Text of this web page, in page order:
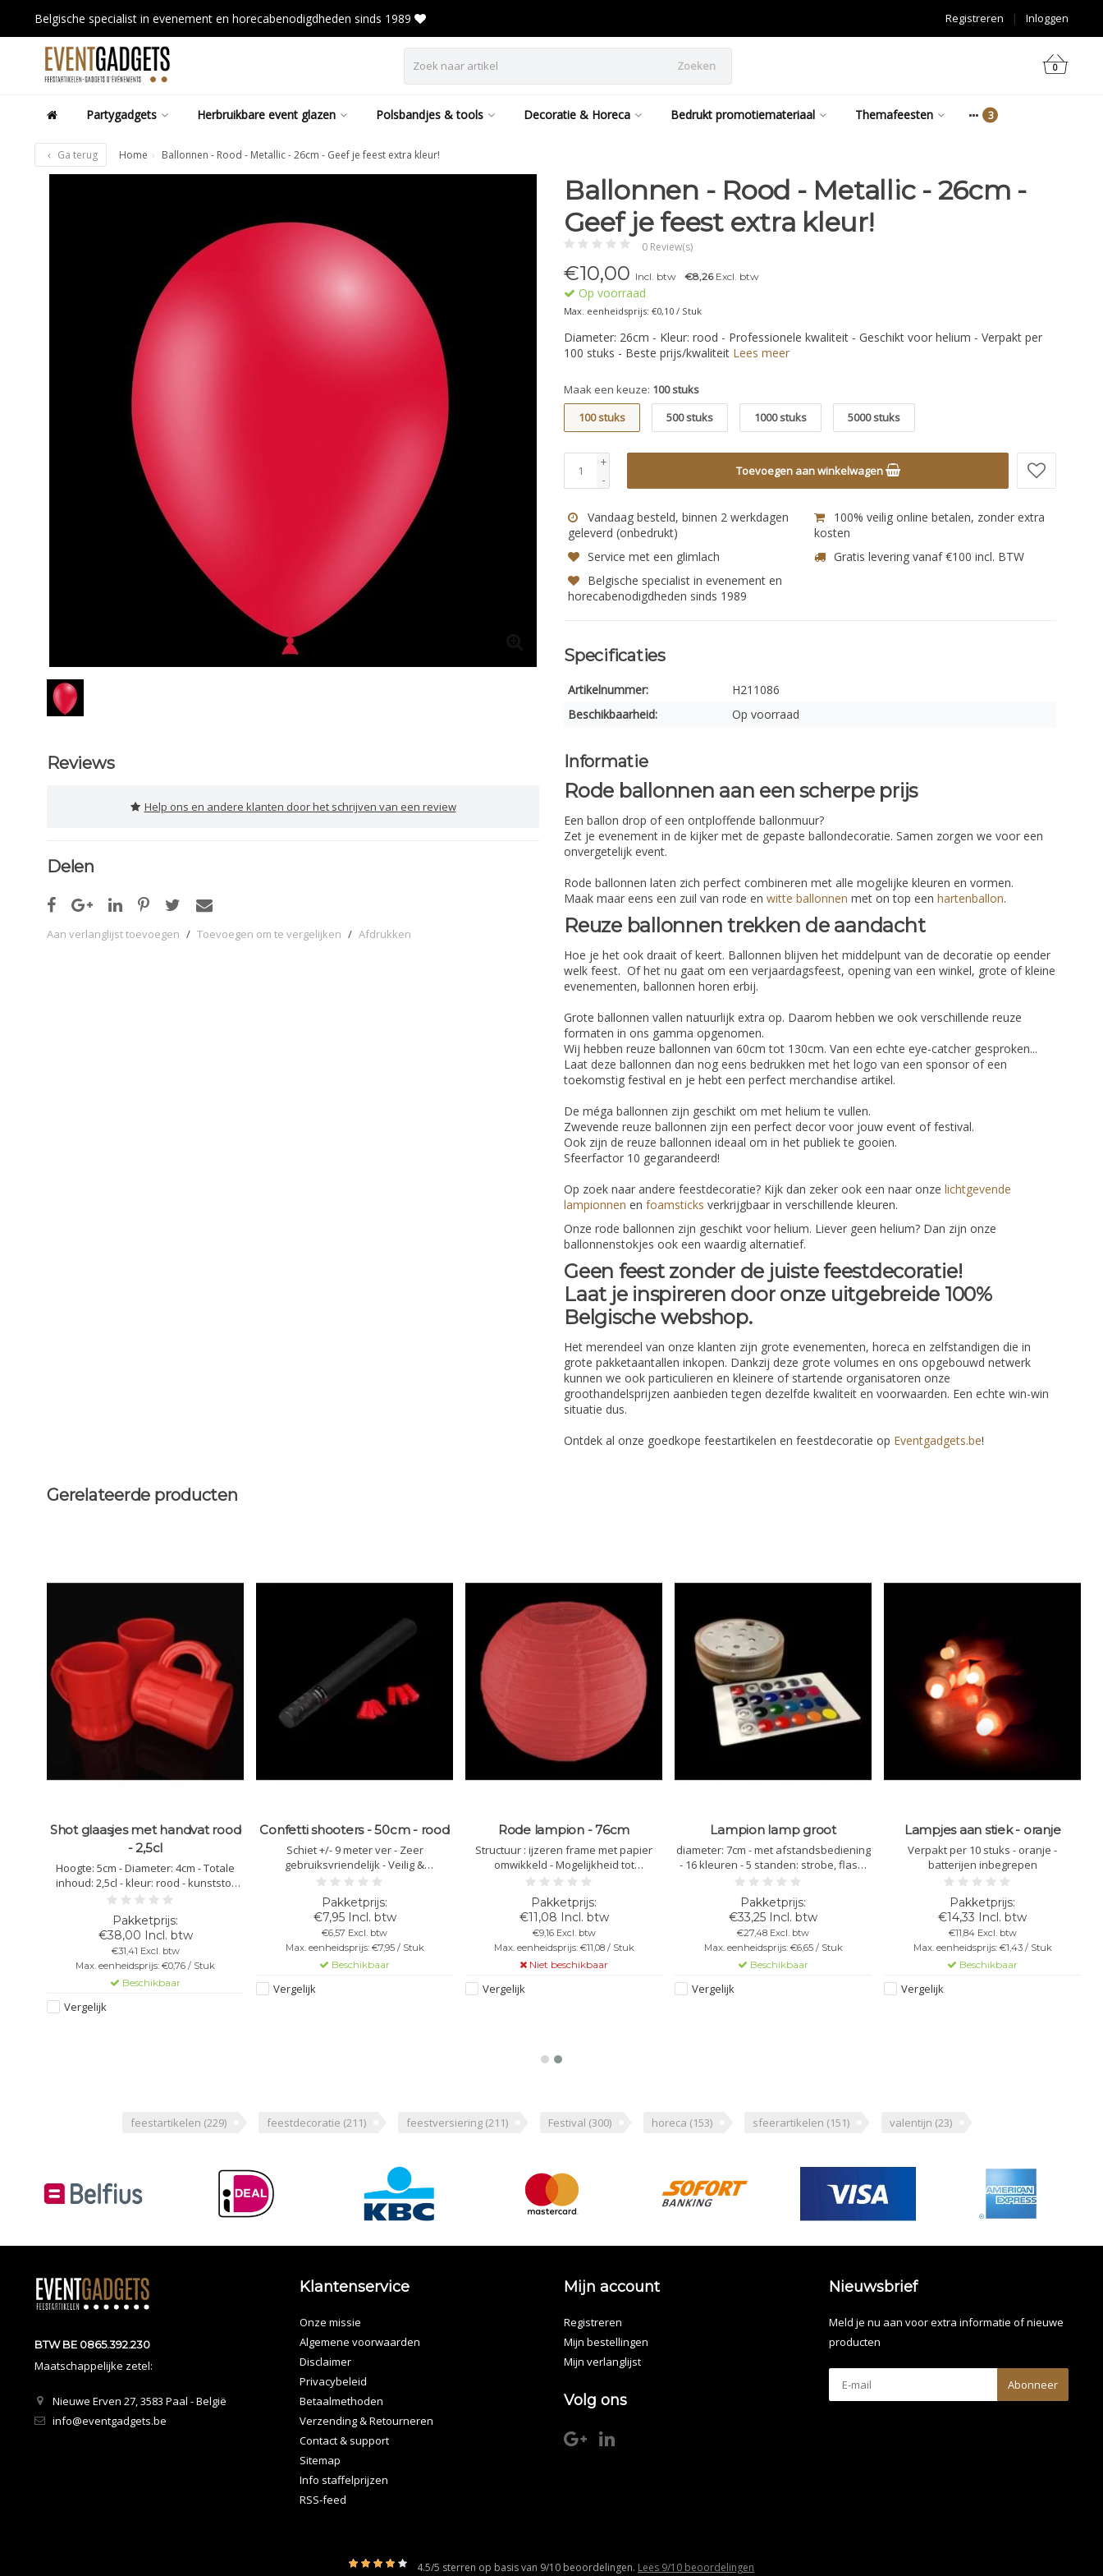
Belgische specialist in evenement en horecabenodigdheden sinds 1989 Inloggen
|
Registreren
Zoeken 0
Partygadgets Herbruikbare event glazen Polsbandjes & tools Decoratie & Horeca Bedrukt promotiemateriaal Themafeesten
Ga terug Home Ballonnen - Rood - Metallic - 26cm - Geef je feest extra kleur!
Reviews
Help ons en andere klanten door het schrijven van een review
Delen
Aan verlanglijst toevoegen / Toevoegen om te vergelijken / Afdrukken
Ballonnen - Rood - Metallic - 26cm -
Geef je feest extra kleur!
0 Review(s)
€10,00 Incl. btw €8,26Excl. btw
Op voorraad
Max. eenheidsprijs: €0,10 / Stuk
Diameter: 26cm - Kleur: rood - Professionele kwaliteit - Geschikt voor helium - Verpakt per
100 stuks - Beste prijs/kwaliteit Lees meer
Maak een keuze: 100 stuks
100 stuks
500 stuks 1000 stuks 5000 stuks
+
-
Toevoegen aan winkelwagen
Vandaag besteld, binnen 2 werkdagen
geleverd (onbedrukt)
100% veilig online betalen, zonder extra
kosten
Service met een glimlach
Gratis levering vanaf €100 incl. BTW
Belgische specialist in evenement en
horecabenodigdheden sinds 1989
Specificaties
Artikelnummer:
H211086
Beschikbaarheid:
Op voorraad
Informatie
Rode ballonnen aan een scherpe prijs
Een ballon drop of een ontploffende ballonmuur?
Zet je evenement in de kijker met de gepaste ballondecoratie. Samen zorgen we voor een
onvergetelijk event.
Rode ballonnen laten zich perfect combineren met alle mogelijke kleuren en vormen.
Maak maar eens een zuil van rode en witte ballonnen met on top een hartenballon.
Reuze ballonnen trekken de aandacht
Hoe je het ook draait of keert. Ballonnen blijven het middelpunt van de decoratie op eender
welk feest. Of het nu gaat om een verjaardagsfeest, opening van een winkel, grote of kleine
evenementen, ballonnen horen erbij.
Grote ballonnen vallen natuurlijk extra op. Daarom hebben we ook verschillende reuze
formaten in ons gamma opgenomen.
Wij hebben reuze ballonnen van 60cm tot 130cm. Van een echte eye-catcher gesproken...
Laat deze ballonnen dan nog eens bedrukken met het logo van een sponsor of een
toekomstig festival en je hebt een perfect merchandise artikel.
De méga ballonnen zijn geschikt om met helium te vullen.
Zwevende reuze ballonnen zijn een perfect decor voor jouw event of festival.
Ook zijn de reuze ballonnen ideaal om in het publiek te gooien.
Sfeerfactor 10 gegarandeerd!
Op zoek naar andere feestdecoratie? Kijk dan zeker ook een naar onze lichtgevende
lampionnen en foamsticks verkrijgbaar in verschillende kleuren.
Onze rode ballonnen zijn geschikt voor helium. Liever geen helium? Dan zijn onze
ballonnenstokjes ook een waardig alternatief.
Geen feest zonder de juiste feestdecoratie!
Laat je inspireren door onze uitgebreide 100%
Belgische webshop.
Het merendeel van onze klanten zijn grote evenementen, horeca en zelfstandigen die in
grote pakketaantallen inkopen. Dankzij deze grote volumes en ons opgebouwd netwerk
kunnen we ook particulieren en kleinere of startende organisatoren onze
groothandelsprijzen aanbieden tegen dezelfde kwaliteit en voorwaarden. Een echte win-win
situatie dus.
Ontdek al onze goedkope feestartikelen en feestdecoratie op Eventgadgets.be!
Gerelateerde producten
Shot glaasjes met handvat rood
- 2,5cl
Hoogte: 5cm - Diameter: 4cm - Totale
inhoud: 2,5cl - kleur: rood - kunststof
polycarbonaat - vaatwasbestendig -
onbreekbaar - niet stapelbaar
€38,00 Incl. btw
€31,41 Excl. btw
Max. eenheidsprijs: €0,76 / Stuk
Beschikbaar
Vergelijk
Confetti shooters - 50cm - rood
Schiet +/- 9 meter ver - Zeer
gebruiksvriendelijk - Veilig &
brandvertragende - Lengte van 50cm -
confetti kanon nooit op anderen!
€7,95 Incl. btw
€6,57 Excl. btw
Max. eenheidsprijs: €7,95 / Stuk
Beschikbaar
Vergelijk
Rode lampion - 76cm
Structuur : ijzeren frame met papier
omwikkeld - Mogelijkheid tot
bevestiging van lampje aan frame -
Doorsnede : 76 cm - Kleur : rood
€11,08 Incl. btw
€9,16 Excl. btw
Max. eenheidsprijs: €11,08 / Stuk
Niet beschikbaar
Vergelijk
Lampion lamp groot
diameter: 7cm - met afstandsbediening
- 16 kleuren - 5 standen: strobe, flash,
fade en smooth - 3 AAA-batterijen
€33,25 Incl. btw
€27,48 Excl. btw
Max. eenheidsprijs: €6,65 / Stuk
Beschikbaar
Vergelijk
Lampjes aan stiek - oranje
Verpakt per 10 stuks - oranje -
batterijen inbegrepen
€14,33 Incl. btw
€11,84 Excl. btw
Max. eenheidsprijs: €1,43 / Stuk
Beschikbaar
Vergelijk
feestartikelen (229) feestdecoratie (211) feestversiering (211) Festival (300) horeca (153) sfeerartikelen (151) valentijn (23)
BTW BE 0865.392.230
Maatschappelijke zetel:
Nieuwe Erven 27, 3583 Paal - België
info@eventgadgets.be
Klantenservice
Onze missie
Algemene voorwaarden
Disclaimer
Privacybeleid
Betaalmethoden
Verzending & Retourneren
Contact & support
Sitemap
Info staffelprijzen
RSS-feed
Mijn account
Registreren
Mijn bestellingen
Mijn verlanglijst
Volg ons
Nieuwsbrief
Meld je nu aan voor extra informatie of nieuwe
producten
Abonneer
4.5/5 sterren op basis van 9/10 beoordelingen. Lees 9/10 beoordelingen